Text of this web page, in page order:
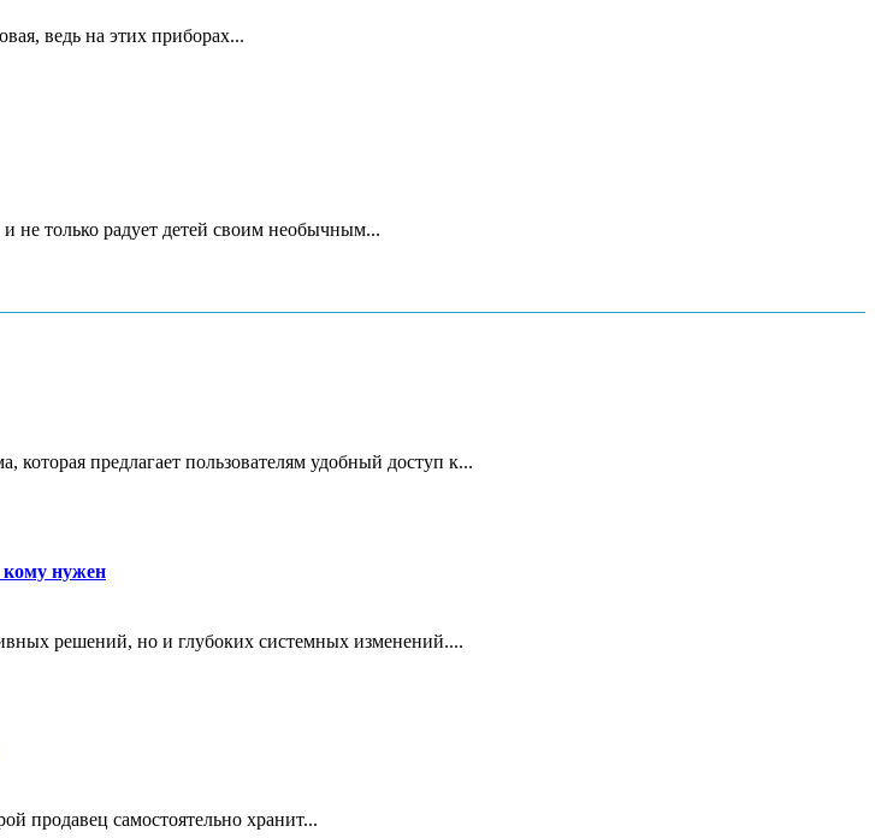
ведь на этих приборах...
не только радует детей своим необычным...
предлагает пользователям удобный доступ к...
кому нужен
решений, но и глубоких системных изменений....
продавец самостоятельно хранит...